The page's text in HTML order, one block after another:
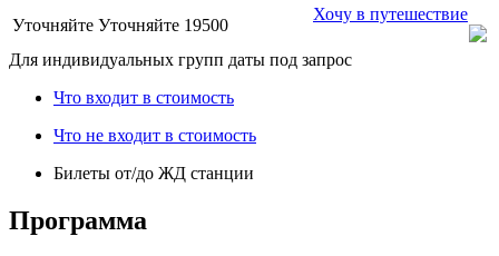
Уточняйте Уточняйте 19500
Хочу в путешествие
Для индивидуальных групп даты под запрос
Что входит в стоимость
Что не входит в стоимость
Билеты от/до ЖД станции
Программа